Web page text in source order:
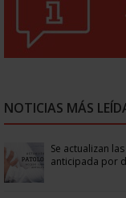
NOTICIAS MÁS
Se actualizan
anticipada por